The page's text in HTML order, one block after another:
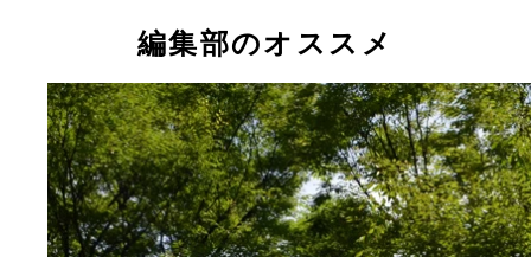
編集部のオススメ